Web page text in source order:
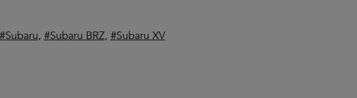
Subaru, Subaru BRZ, Subaru XV